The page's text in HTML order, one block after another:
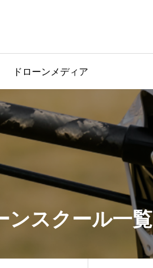
ドローンメディア
ンスクール一覧